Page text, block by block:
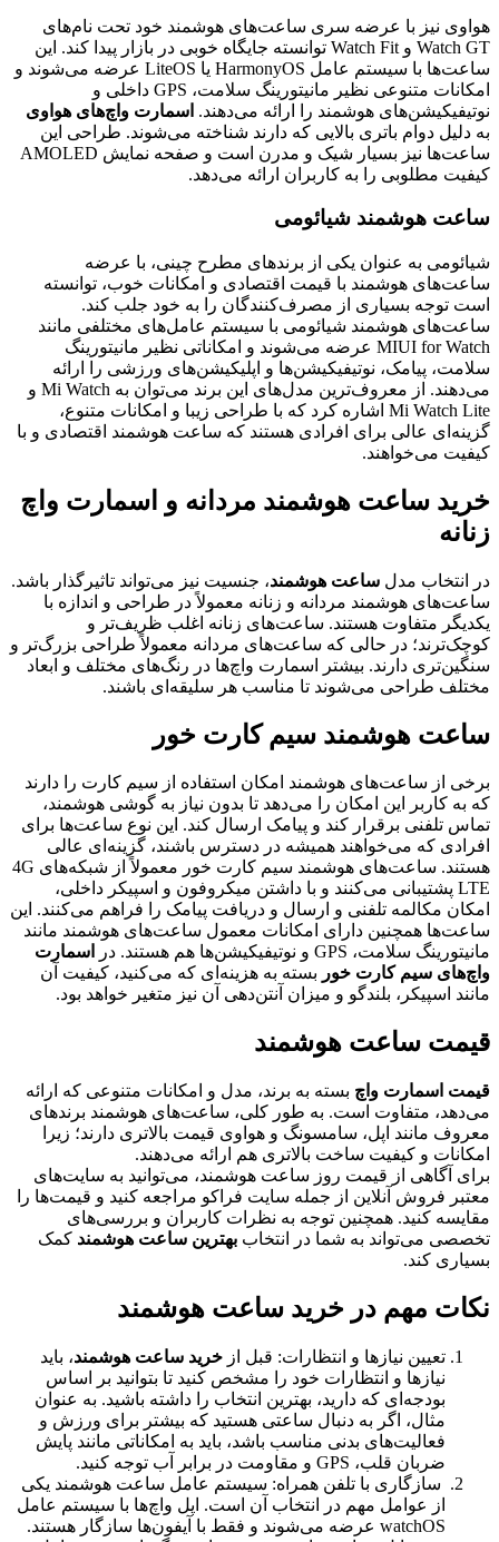
هواوی نیز با عرضه سری ساعت‌های هوشمند خود تحت نام‌های
Watch GT و Watch Fit توانسته جایگاه خوبی در بازار پیدا کند. این
ساعت‌ها با سیستم عامل HarmonyOS یا LiteOS عرضه می‌شوند و
امکانات متنوعی نظیر مانیتورینگ سلامت، GPS داخلی و
نوتیفیکیشن‌های هوشمند را ارائه می‌دهند. اسمارت واچ‌های هواوی
به دلیل دوام باتری بالایی که دارند شناخته می‌شوند. طراحی این
ساعت‌ها نیز بسیار شیک و مدرن است و صفحه نمایش AMOLED
کیفیت مطلوبی را به کاربران ارائه می‌دهد.
ساعت هوشمند شیائومی
شیائومی به عنوان یکی از برندهای مطرح چینی، با عرضه
ساعت‌های هوشمند با قیمت اقتصادی و امکانات خوب، توانسته
است توجه بسیاری از مصرف‌کنندگان را به خود جلب کند.
ساعت‌های هوشمند شیائومی با سیستم عامل‌های مختلفی مانند
MIUI for Watch عرضه می‌شوند و امکاناتی نظیر مانیتورینگ
سلامت، پیامک، نوتیفیکیشن‌ها و اپلیکیشن‌های ورزشی را ارائه
می‌دهند. از معروف‌ترین مدل‌های این برند می‌توان به Mi Watch و
Mi Watch Lite اشاره کرد که با طراحی زیبا و امکانات متنوع،
گزینه‌ای عالی برای افرادی هستند که ساعت هوشمند اقتصادی و با
کیفیت می‌خواهند.
خرید ساعت هوشمند مردانه و اسمارت واچ
زنانه
در انتخاب مدل ساعت هوشمند، جنسیت نیز می‌تواند تاثیرگذار باشد.
ساعت‌های هوشمند مردانه و زنانه معمولاً در طراحی و اندازه با
یکدیگر متفاوت هستند. ساعت‌های زنانه اغلب ظریف‌تر و
کوچک‌ترند؛ در حالی که ساعت‌های مردانه معمولاً طراحی بزرگ‌تر و
سنگین‌تری دارند. بیشتر اسمارت واچ‌ها در رنگ‌های مختلف و ابعاد
مختلف طراحی می‌شوند تا مناسب هر سلیقه‌ای باشند.
ساعت هوشمند سیم کارت خور
برخی از ساعت‌های هوشمند امکان استفاده از سیم کارت را دارند
که به کاربر این امکان را می‌دهد تا بدون نیاز به گوشی هوشمند،
تماس تلفنی برقرار کند و پیامک ارسال کند. این نوع ساعت‌ها برای
افرادی که می‌خواهند همیشه در دسترس باشند، گزینه‌ای عالی
هستند. ساعت‌های هوشمند سیم کارت خور معمولاً از شبکه‌های 4G
LTE پشتیبانی می‌کنند و با داشتن میکروفون و اسپیکر داخلی،
امکان مکالمه تلفنی و ارسال و دریافت پیامک را فراهم می‌کنند. این
ساعت‌ها همچنین دارای امکانات معمول ساعت‌های هوشمند مانند
مانیتورینگ سلامت، GPS و نوتیفیکیشن‌ها هم هستند. در
اسمارت
واچ‌های سیم کارت خور بسته به هزینه‌ای که می‌کنید، کیفیت آن
مانند اسپیکر، بلندگو و میزان آنتن‌دهی آن نیز متغیر خواهد بود.
قیمت ساعت هوشمند
قیمت اسمارت واچ بسته به برند، مدل و امکانات متنوعی که ارائه
می‌دهد، متفاوت است. به طور کلی، ساعت‌های هوشمند برندهای
معروف مانند اپل، سامسونگ و هواوی قیمت بالاتری دارند؛ زیرا
امکانات و کیفیت ساخت بالاتری هم ارائه می‌دهند.
برای آگاهی از قیمت روز ساعت هوشمند، می‌توانید به سایت‌های
معتبر فروش آنلاین از جمله سایت فراکو مراجعه کنید و قیمت‌ها را
مقایسه کنید. همچنین توجه به نظرات کاربران و بررسی‌های
تخصصی می‌تواند به شما در انتخاب بهترین ساعت هوشمند کمک
بسیاری کند.
نکات مهم در خرید ساعت هوشمند
تعیین نیازها و انتظارات: قبل از خرید ساعت هوشمند، باید
نیازها و انتظارات خود را مشخص کنید تا بتوانید بر اساس
بودجه‌ای که دارید، بهترین انتخاب را داشته باشید. به عنوان
مثال، اگر به دنبال ساعتی هستید که بیشتر برای ورزش و
فعالیت‌های بدنی مناسب باشد، باید به امکاناتی مانند پایش
ضربان قلب، GPS و مقاومت در برابر آب توجه کنید.
سازگاری با تلفن همراه: سیستم عامل ساعت هوشمند یکی
از عوامل مهم در انتخاب آن است. اپل واچ‌ها با سیستم عامل
watchOS عرضه می‌شوند و فقط با آیفون‌ها سازگار هستند.